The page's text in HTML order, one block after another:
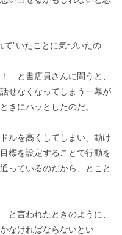
て”いたことに気づいたの
と書店員さんに問うと、
せなくなってしまう一幕が
きにハッとしたのだ。
ルを高くしてしまい、動け
標を設定することで行動を
っているのだから、とこと
言われたときのように、
なければならないとい